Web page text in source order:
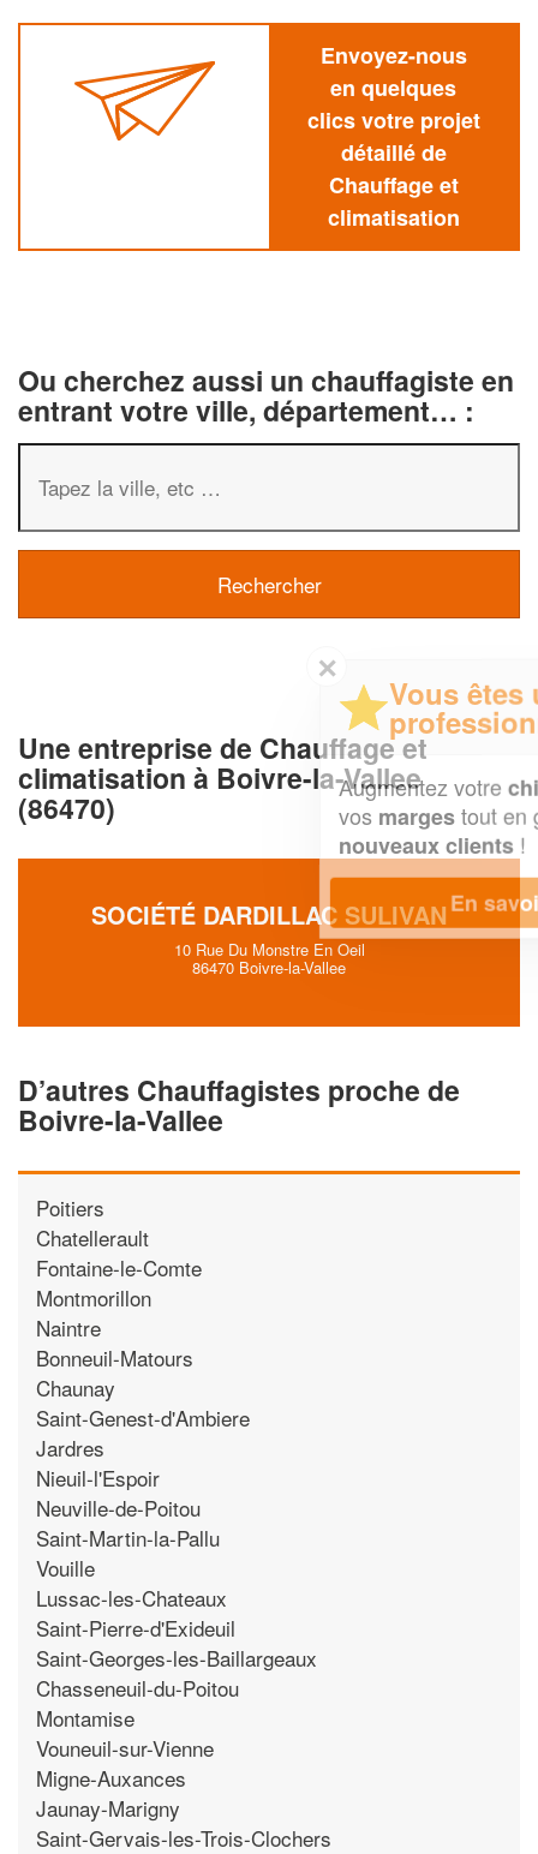
Envoyez-nous
en quelques
clics votre projet
détaillé de
Chauffage et
climatisation
Ou cherchez aussi un chauffagiste en
entrant votre ville, département… :
Une entreprise de Chauffage et
climatisation à Boivre-la-Vallee
(86470)
SOCIÉTÉ DARDILLAC SULIVAN
10 Rue Du Monstre En Oeil
86470 Boivre-la-Vallee
D’autres Chauffagistes proche de
Boivre-la-Vallee
Poitiers
Chatellerault
Fontaine-le-Comte
Montmorillon
Naintre
Bonneuil-Matours
Chaunay
Saint-Genest-d'Ambiere
Jardres
Nieuil-l'Espoir
Neuville-de-Poitou
Saint-Martin-la-Pallu
Vouille
Lussac-les-Chateaux
Saint-Pierre-d'Exideuil
Saint-Georges-les-Baillargeaux
Chasseneuil-du-Poitou
Montamise
Vouneuil-sur-Vienne
Migne-Auxances
Jaunay-Marigny
Saint-Gervais-les-Trois-Clochers
Vous êtes un
professionnel ?
Augmentez votrechiffre d'affaireset
tout en gagnant de
En savoir plus